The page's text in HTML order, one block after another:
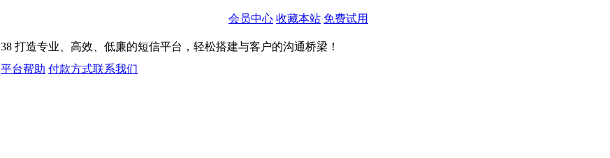
会员中心 收藏本站 免费试用
打造专业、高效、低廉的短信平台，轻松搭建与客户的沟通桥梁！
平台帮助 付款方式联系我们